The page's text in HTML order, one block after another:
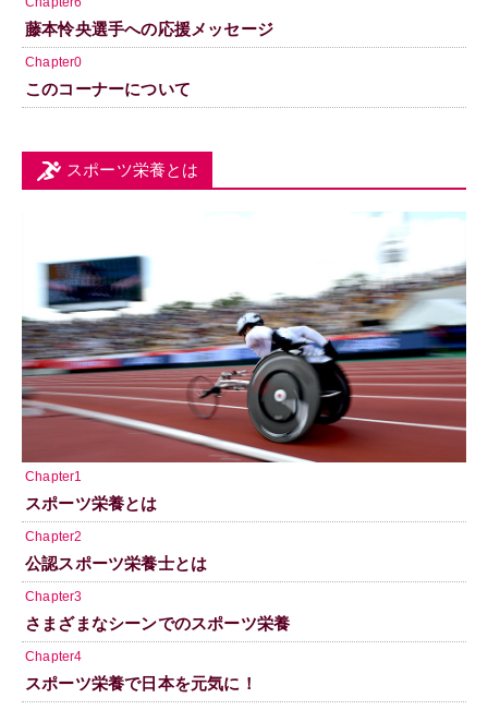
藤本怜央選手への応援メッセージ
Chapter0
このコーナーについて
スポーツ栄養とは
Chapter1
スポーツ栄養とは
Chapter2
公認スポーツ栄養士とは
Chapter3
さまざまなシーンでのスポーツ栄養
Chapter4
スポーツ栄養で日本を元気に！